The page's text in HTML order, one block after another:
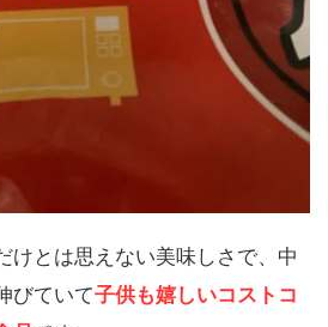
けとは思えない美味しさで、中
びていて子供も嬉しいコストコ